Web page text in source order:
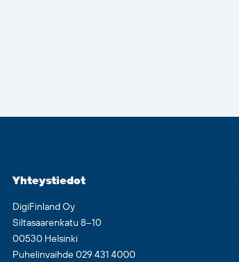
Yhteystiedot
DigiFinland Oy
Siltasaarenkatu 8–10
00530 Helsinki
Puhelinvaihde 029 431 4000